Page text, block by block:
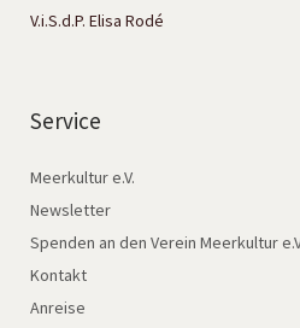
V.i.S.d.P. Elisa Rodé
Service
Meerkultur e.V.
Newsletter
Spenden an den Verein Meerkultur
Kontakt
Anreise